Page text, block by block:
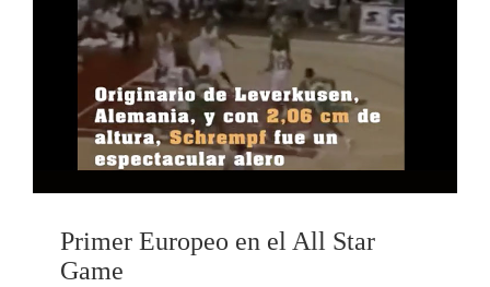
Primer Europeo en el All Star
Game